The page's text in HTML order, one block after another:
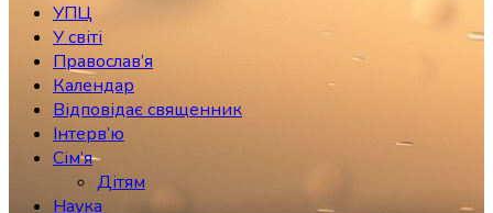
УПЦ
У світі
Православ’я
Календар
Відповідає священник
Інтерв’ю
Сім’я
Дітям
Наука